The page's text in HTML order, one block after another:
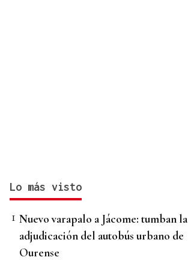
Lo más visto
Nuevo varapalo a Jácome: tumban la
adjudicación del autobús urbano de
Ourense